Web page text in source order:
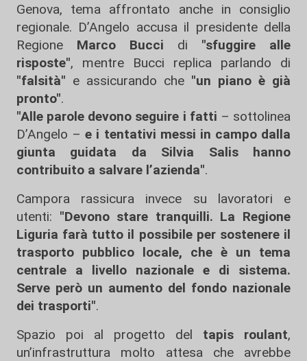
Genova, tema affrontato anche in consiglio
regionale. D’Angelo accusa il presidente della
Regione Marco Bucci di "sfuggire alle
risposte", mentre Bucci replica parlando di
"falsità" e assicurando che "un piano è già
pronto".
"Alle parole devono seguire i fatti – sottolinea
D’Angelo – e i tentativi messi in campo dalla
giunta guidata da Silvia Salis hanno
contribuito a salvare l’azienda".
Campora rassicura invece su lavoratori e
utenti: "Devono stare tranquilli. La Regione
Liguria farà tutto il possibile per sostenere il
trasporto pubblico locale, che è un tema
centrale a livello nazionale e di sistema.
Serve però un aumento del fondo nazionale
dei trasporti".
Spazio poi al progetto del tapis roulant,
un’infrastruttura molto attesa che avrebbe